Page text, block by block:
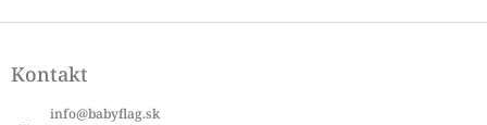
pKontakt
info@babyflag.sk